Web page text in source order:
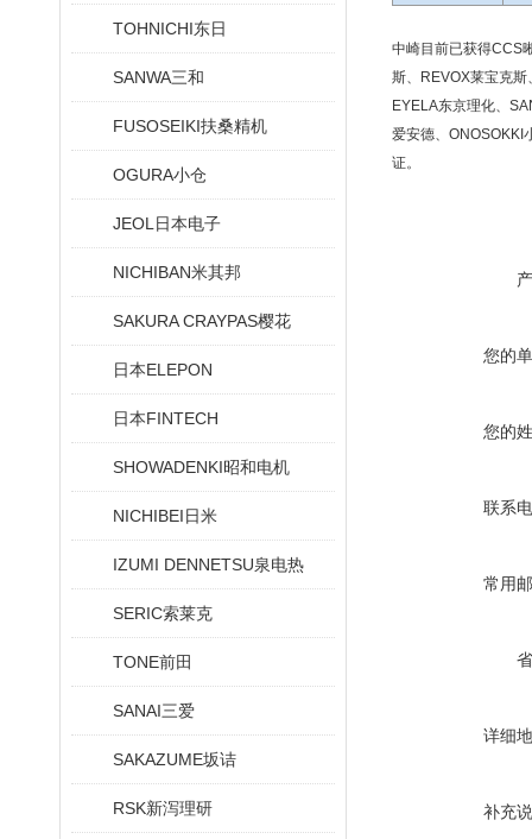
TOHNICHI东日
SANWA三和
FUSOSEIKI扶桑精机
OGURA小仓
JEOL日本电子
NICHIBAN米其邦
SAKURA CRAYPAS樱花
日本ELEPON
日本FINTECH
SHOWADENKI昭和电机
NICHIBEI日米
IZUMI DENNETSU泉电热
SERIC索莱克
TONE前田
SANAI三爱
SAKAZUME坂诘
RSK新泻理研
中崎目前已获得CCS
斯、REVOX莱宝克斯
EYELA东京理化、
爱安德、ONOSOKKI
证。
您的
您的
联系
常用
详细
补充